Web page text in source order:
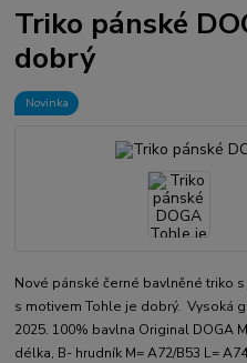
Triko pánské
dobrý
Novinka
Nové pánské černé bavlněné triko
s motivem Tohle je dobrý. Vysoká
2025. 100% bavlna Original DOGA
délka, B- hrudník M= A72/B53 L=